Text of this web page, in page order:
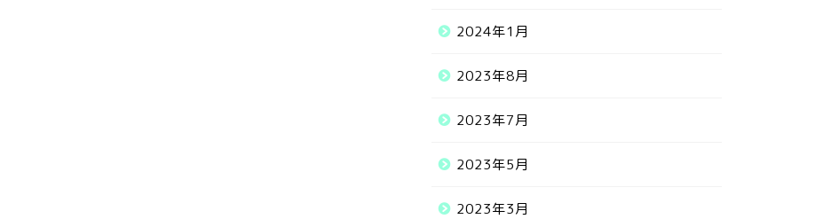
2024年1月
2023年8月
2023年7月
2023年5月
2023年3月